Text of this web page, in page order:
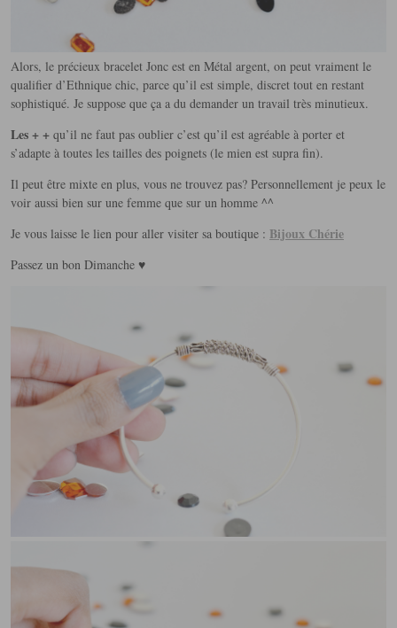
Alors, le précieux bracelet Jonc est en Métal argent, on peut vraiment le
qualifier d’Ethnique chic, parce qu’il est simple, discret tout en restant
sophistiqué. Je suppose que ça a du demander un travail très minutieux.
Les + + qu’il ne faut pas oublier c’est qu’il est agréable à porter et
s’adapte à toutes les tailles des poignets (le mien est supra fin).
Il peut être mixte en plus, vous ne trouvez pas? Personnellement je peux le
voir aussi bien sur une femme que sur un homme ^^
Je vous laisse le lien pour aller visiter sa boutique : Bijoux Chérie
Passez un bon Dimanche ♥